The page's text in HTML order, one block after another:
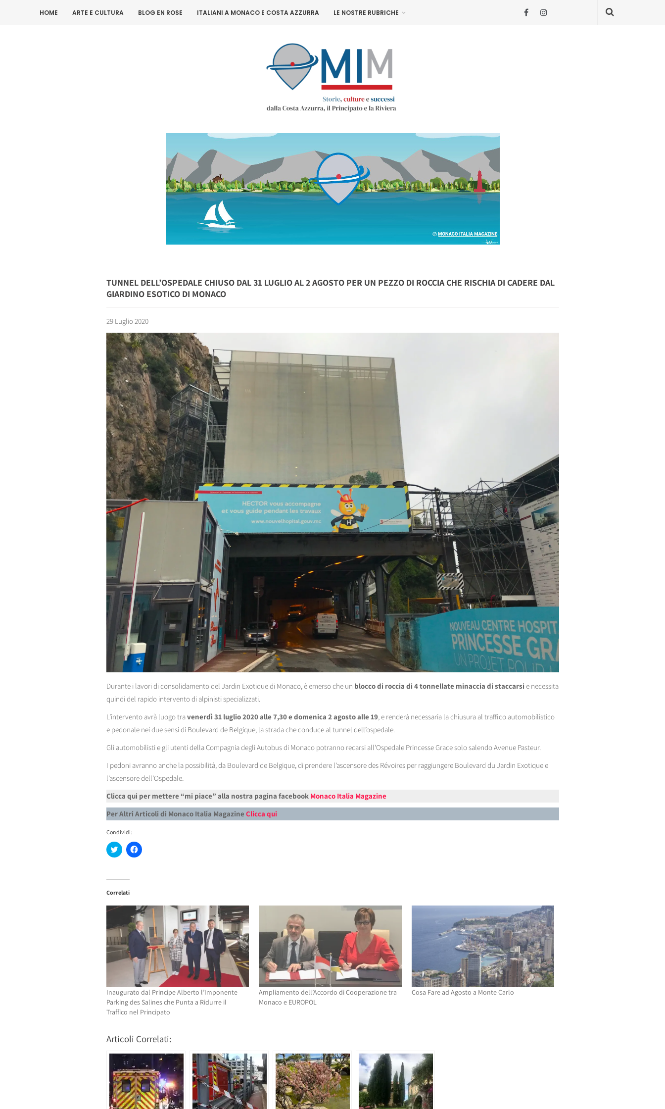
HOME ARTE E CULTURA BLOG EN ROSE ITALIANI A MONACO E COSTA AZZURRA LE NOSTRE RUBRICHE
TUNNEL DELL’OSPEDALE CHIUSO DAL 31 LUGLIO AL 2 AGOSTO PER UN PEZZO DI ROCCIA CHE RISCHIA DI CADERE DAL
GIARDINO ESOTICO DI MONACO
29 Luglio 2020
Durante i lavori di consolidamento del Jardin Exotique di Monaco, è emerso che un blocco di roccia di 4 tonnellate minaccia di staccarsi e necessita
quindi del rapido intervento di alpinisti specializzati.
L’intervento avrà luogo travenerdì 31 luglio 2020 alle 7,30 e domenica 2 agosto alle 19, e renderà necessaria la chiusura al traffico automobilistico
e pedonale nei due sensi di Boulevard de Belgique, la strada che conduce al tunnel dell’ospedale.
Gli automobilisti e gli utenti della Compagnia degli Autobus di Monaco potranno recarsi all’Ospedale Princesse Grace solo salendo Avenue Pasteur.
I pedoni avranno anche la possibilità, da Boulevard de Belgique, di prendere l’ascensore des Révoires per raggiungere Boulevard du Jardin Exotique e
l’ascensore dell’Ospedale.
Clicca qui per mettere “mi piace” alla nostra pagina facebook Monaco Italia Magazine
Per Altri Articoli di Monaco Italia Magazine Clicca qui
Condividi:
Fai
clic
su
(Si
in
nuova
finestra)
Fai
clic
una
nuova
finestra)
Correlati
Inaugurato dal Principe Alberto l’Imponente
Parking des Salines che Punta a Ridurre il
Traffico nel Principato
Ampliamento dell’Accordo di Cooperazione tra
Monaco e EUROPOL
Cosa Fare ad Agosto a Monte Carlo
Articoli Correlati: